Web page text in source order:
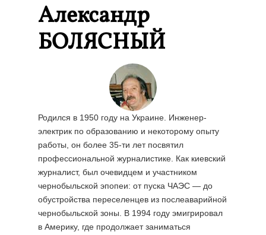
Александр
БОЛЯСНЫЙ
Родился в 1950 году на Украине. Инженер-
электрик по образованию и некоторому опыту
работы, он более 35-ти лет посвятил
профессиональной журналистике. Как киевский
журналист, был очевидцем и участником
чернобыльской эпопеи: от пуска ЧАЭС — до
обустройства переселенцев из послеаварийной
чернобыльской зоны. В 1994 году эмигрировал
в Америку, где продолжает заниматься